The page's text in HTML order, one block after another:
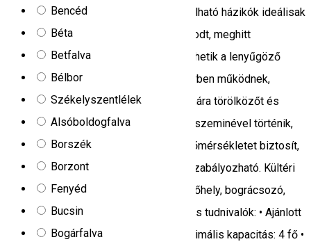
Bencéd
Béta
Betfalva
Bélbor
Székelyszentlélek
Alsóboldogfalva
Borszék
Borzont
Fenyéd
Bucsin
Bogárfalva
kikapcsolódás jegyében. A kertben található házikók ideálisak
azoknak a vendégeknek, akik egy nyugodt, meghitt
környezetet keresnek, miközben élvezhetik a lenyűgöző
panorámát. A házikók önellátó rendszerben működnek,
felszerelt konyhával. Vendégeink számára törölközőt és
ágyneműt is biztosítunk. A fűtés termoszeminével történik,
amely az egész házikóban kellemes hőmérsékletet biztosít,
és teljes mértékben a vendégek által szabályozható. Kültéri
főzéshez rendelkezésre áll egy grillezőhely, bográcsozó,
valamint a szükséges eszközök. Fontos tudnivalók: • Ajánlott
férőhely: 4 fő • Alapterület: 27 m² • Maximális kapacitás: 4 fő •